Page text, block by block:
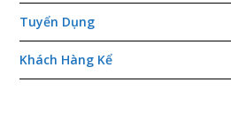
Tuyển Dụng
Khách Hàng Kể